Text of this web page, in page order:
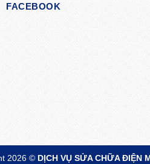
FACEBOOK
2026 © DỊCH VỤ SỬA CHỮA ĐIỆN